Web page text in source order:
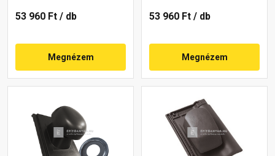
53 960 Ft / db
Megnézem
53 960 Ft / db
Megnézem